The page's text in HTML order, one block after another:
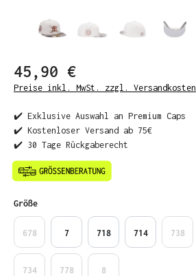
45,90 €
Preise inkl. MwSt. zzgl. Versandkosten
✔️ Exklusive Auswahl an Premium Caps
✔️ Kostenloser Versand ab 75€
✔️ 30 Tage Rückgaberecht
Größeauswählen
678 7 718 714 738
734 778 8